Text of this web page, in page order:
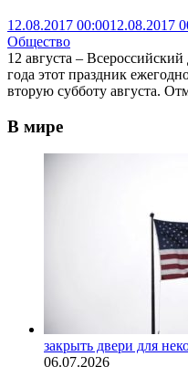
12.08.2017 00:0012.08.2017
Общество
12 августа –
года этот праздник
вторую субботу августа.
В мире
закрыть двери для
06.07.2026